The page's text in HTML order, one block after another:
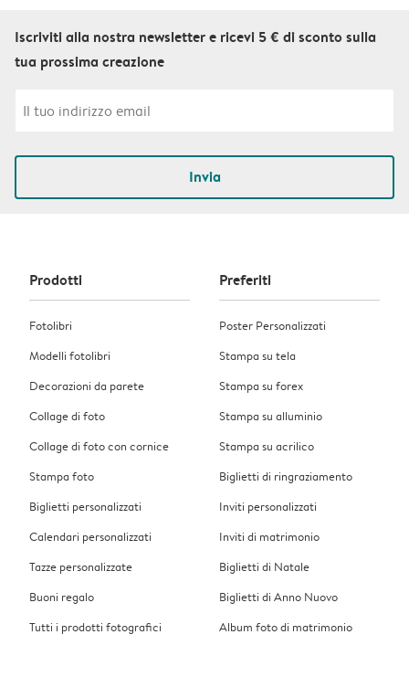
Iscriviti alla nostra newsletter e ricevi 5 € di sconto sulla
tua prossima creazione
Invia
Prodotti
Fotolibri
Modelli fotolibri
Decorazioni da parete
Collage di foto
Collage di foto con cornice
Stampa foto
Biglietti personalizzati
Calendari personalizzati
Tazze personalizzate
Buoni regalo
Tutti i prodotti fotografici
Preferiti
Poster Personalizzati
Stampa su tela
Stampa su forex
Stampa su alluminio
Stampa su acrilico
Biglietti di ringraziamento
Inviti personalizzati
Inviti di matrimonio
Biglietti di Natale
Biglietti di Anno Nuovo
Album foto di matrimonio